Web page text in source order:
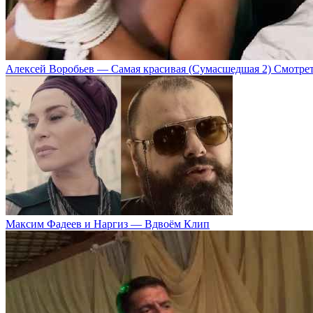
Алексей Воробьев — Самая красивая (Сумасшедшая 2)
Максим Фадеев и Наргиз — Вдвоём Клип